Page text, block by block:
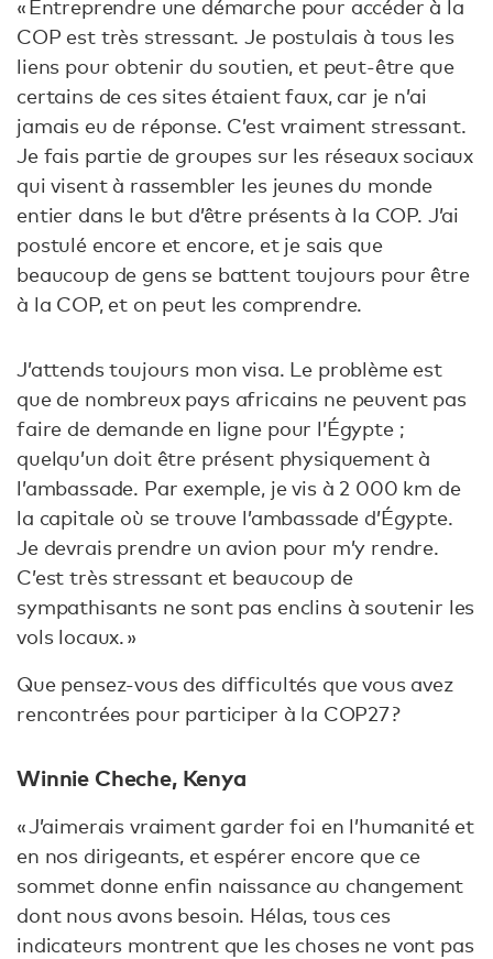
« Entreprendre une démarche pour accéder à la
COP est très stressant. Je postulais à tous les
liens pour obtenir du soutien, et peut-être que
certains de ces sites étaient faux, car je n’ai
jamais eu de réponse. C’est vraiment stressant.
Je fais partie de groupes sur les réseaux sociaux
qui visent à rassembler les jeunes du monde
entier dans le but d’être présents à la COP. J’ai
postulé encore et encore, et je sais que
beaucoup de gens se battent toujours pour être
à la COP, et on peut les comprendre.
J’attends toujours mon visa. Le problème est
que de nombreux pays africains ne peuvent pas
faire de demande en ligne pour l’Égypte ;
quelqu’un doit être présent physiquement à
l’ambassade. Par exemple, je vis à 2 000 km de
la capitale où se trouve l’ambassade d’Égypte.
Je devrais prendre un avion pour m’y rendre.
C’est très stressant et beaucoup de
sympathisants ne sont pas enclins à soutenir les
vols locaux. »
Que pensez-vous des difficultés que vous avez
rencontrées pour participer à la COP27 ?
Winnie Cheche, Kenya
« J’aimerais vraiment garder foi en l’humanité et
en nos dirigeants, et espérer encore que ce
sommet donne enfin naissance au changement
dont nous avons besoin. Hélas, tous ces
indicateurs montrent que les choses ne vont pas